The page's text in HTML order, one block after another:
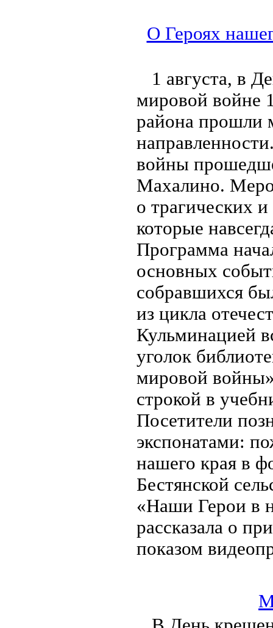
О Героях
1 августа, в
мировой войне
района прошли
войны
Махалино.
о трагических
которые
Программа
основных
собравшихся
из цикла
Кульминацией
уголок
мировой
строкой в
Посетители
экспонатами:
нашего края в
Бестянской
«Наши Герои в
рассказала о
показом